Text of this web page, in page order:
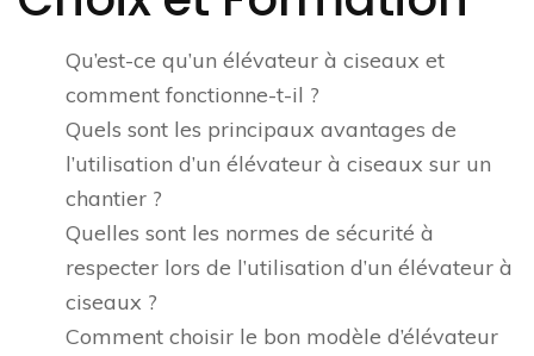
Qu’est-ce qu’un élévateur à ciseaux et
comment fonctionne-t-il ?
Quels sont les principaux avantages de
l’utilisation d’un élévateur à ciseaux sur un
chantier ?
Quelles sont les normes de sécurité à
respecter lors de l’utilisation d’un élévateur à
ciseaux ?
Comment choisir le bon modèle d’élévateur